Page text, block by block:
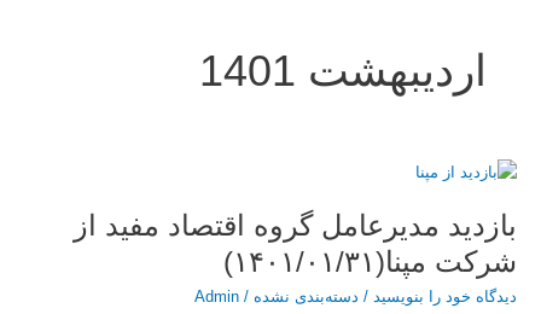
اردیبهشت 1401
بازدید مدیرعامل گروه اقتصاد مفید از
شرکت مپنا(۱۴۰۱/۰۱/۳۱)
دیدگاه‌ خود را بنویسید / دسته‌بندی نشده /
Admin
بازدید
گروه
اقتصاد
مفید
از